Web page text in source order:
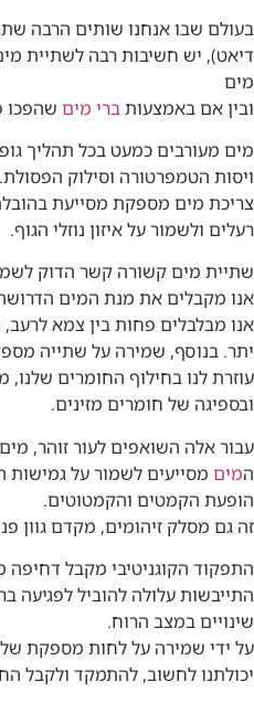
בעולם שבו אנחנו שותים הרבה
דיאט), יש חשיבות רבה לשתיית
מים
ובין אם באמצעותברי מים שהפכו
מים מעורבים כמעט בכל תהליך
ויסות הטמפרטורה וסילוק הפסולת.
צריכת מים מספקת מסייעת
רעלים ולשמור על איזון נוזלי הגוף.
שתיית מים קשורה קשר הדוק
אנו מקבלים את מנת המים
אנו מבלבלים פחות בין צמא
יתר. בנוסף, שמירה על שתייה
עוזרת לנו בחילוף החומרים שלנו,
ובספיגה של חומרים מזינים.
עבור אלה השואפים לעור זוהר,
המים מסייעים לשמור על גמישות
הופעת הקמטים והקמטוטים.
זה גם מסלק זיהומים, מקדם גוון
התפקוד הקוגניטיבי מקבל
התייבשות עלולה להוביל לפגיעה
שינויים במצב הרוח.
על ידי שמירה על לחות מספקת
יכולתנו לחשוב, להתמקד ולקבל